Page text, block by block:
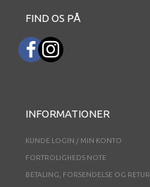
FIND OS PÅ
INFORMATIONER
KUNDE LOGIN / MIN KONTO
FORTROLIGHEDS NOTE
BETALING, FORSENDELSE OG RETUR